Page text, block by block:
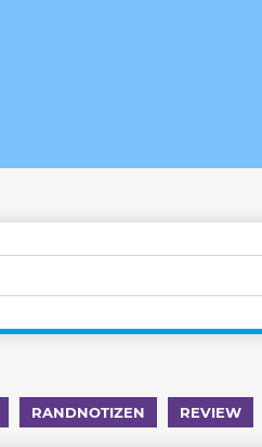
RANDNOTIZEN REVIEW